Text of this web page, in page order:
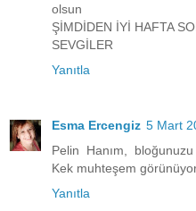
olsun
ŞİMDİDEN İYİ HAFTA
SEVGİLER
Yanıtla
Esma Ercengiz 5 Mart
Pelin Hanım,
Kek muhteşem
Yanıtla